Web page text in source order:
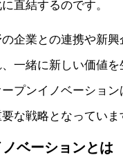
直結するのです。
企業との連携や新興
一緒に新しい価値
プンイノベーショ
な戦略となっていま
ベーションとは